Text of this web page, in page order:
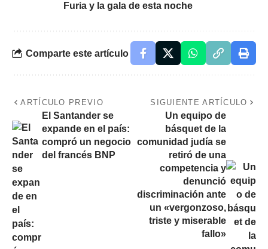
Furia y la gala de esta noche
Comparte este artículo
ARTÍCULO PREVIO
El Santander se
expande en el país:
compró un negocio
del francés BNP
SIGUIENTE ARTÍCULO
Un equipo de
básquet de la
comunidad judía se
retiró de una
competencia y
denunció
discriminación ante
un «vergonzoso,
triste y miserable
fallo»